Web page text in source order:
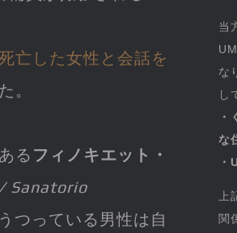
亡した女性と会話を
。
る フィノキエット・
Sanatorio
つっている男性は自
当
な
し
な
・
関